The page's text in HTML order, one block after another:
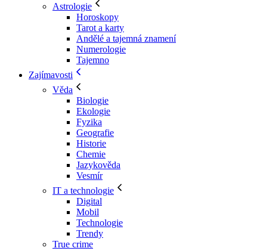
Astrologie
Horoskopy
Tarot a karty
Andělé a tajemná znamení
Numerologie
Tajemno
Zajímavosti
Věda
Biologie
Ekologie
Fyzika
Geografie
Historie
Chemie
Jazykověda
Vesmír
IT a technologie
Digital
Mobil
Technologie
Trendy
True crime